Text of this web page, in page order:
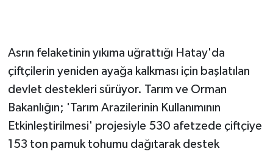
Asrın felaketinin yıkıma uğrattığı Hatay'da
çiftçilerin yeniden ayağa kalkması için başlatılan
devlet destekleri sürüyor. Tarım ve Orman
Bakanlığın; 'Tarım Arazilerinin Kullanımının
Etkinleştirilmesi' projesiyle 530 afetzede çiftçiye
153 ton pamuk tohumu dağıtarak destek